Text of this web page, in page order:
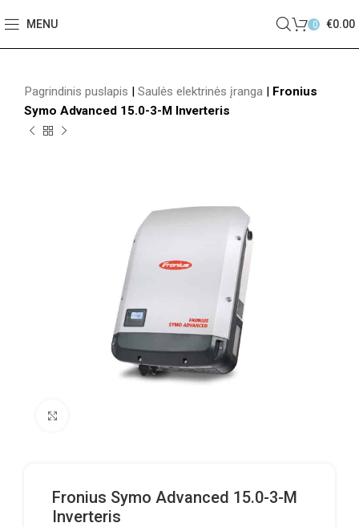
MENU 0 €0.00
Pagrindinis puslapis | Saulės elektrinės įranga | Fronius
Symo Advanced 15.0-3-M Inverteris
Fronius Symo Advanced 15.0-3-M
Inverteris